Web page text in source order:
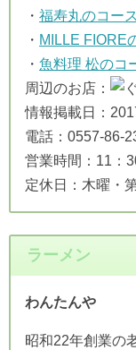
・ 福寿丸のコー
・ MILLE FIORE
・ 魚料理 松のコ
周辺のお店：
情報掲載日：
電話：0557-86-
営業時間：11：
定休日：木曜・
ラーメン
わんたんや
昭和22年創業の